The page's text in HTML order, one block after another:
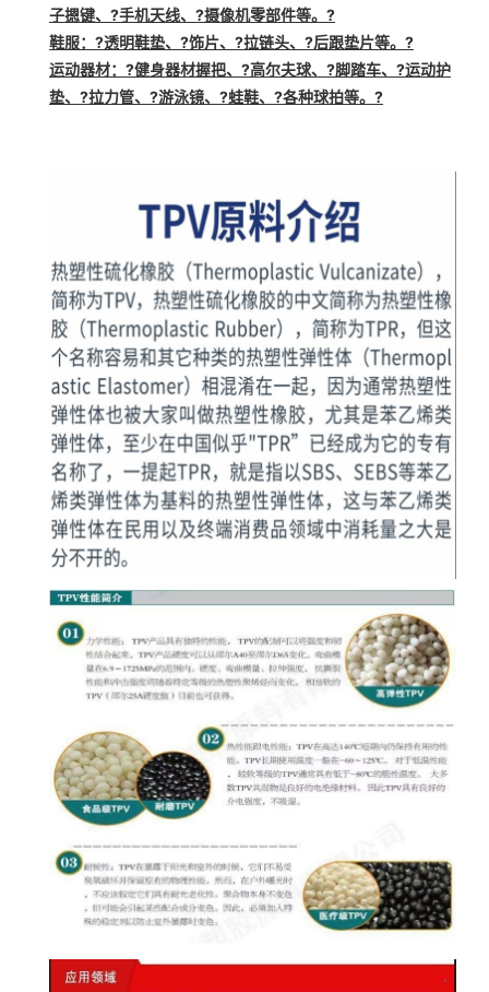
子摁键、?手机天线、?摄像机零部件等。?
鞋服：?透明鞋垫、?饰片、?拉链头、?后跟垫片等。?
运动器材：?健身器材握把、?高尔夫球、?脚踏车、?运动护
垫、?拉力管、?游泳镜、?蛙鞋、?各种球拍等。?